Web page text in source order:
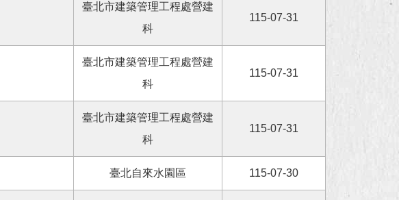
臺北市建築管理工程處營建
科
115-07-31
臺北市建築管理工程處營建
科
115-07-31
臺北市建築管理工程處營建
科
115-07-31
臺北自來水園區 115-07-30